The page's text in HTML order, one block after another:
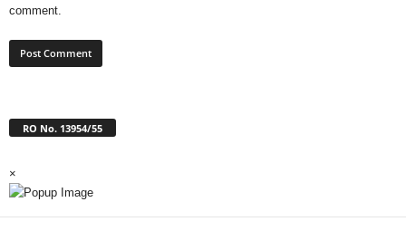
comment.
RO No. 13954/55
×